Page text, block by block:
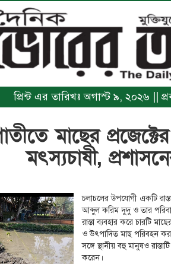
প্রিন্ট এর তারিখঃ অগাস্ট ৯, ২০২৬ ||
মাছের
মৎস্যচাষী,
চলাচলের উপযোগী একটি
আব্দুল করিম দুদু ও তার
রাস্তা ব্যবহার করে চারটি
ও উৎপাদিত মাছ পরিবহন
সঙ্গে স্থানীয় বহু মানুষও
করেন।